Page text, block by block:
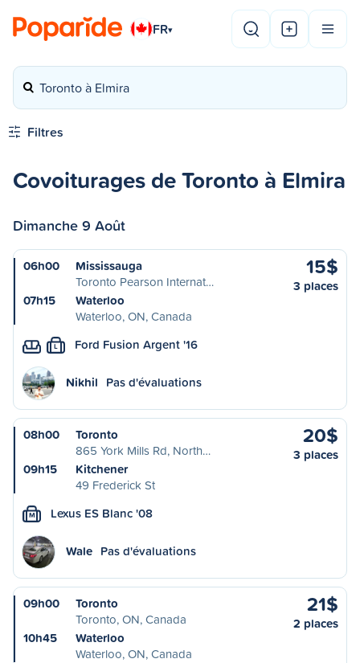
FR▾
Toronto à Elmira
Filtres
Covoiturages de Toronto à Elmira
Dimanche 9 Août
06h00
Mississauga
Toronto Pearson Internat…
07h15
Waterloo
Waterloo, ON, Canada
15$
3 places
L Ford Fusion Argent '16
Nikhil Pas d'évaluations
08h00
Toronto
865 York Mills Rd, North…
09h15
Kitchener
49 Frederick St
20$
3 places
M Lexus ES Blanc '08
Wale Pas d'évaluations
09h00
Toronto
Toronto, ON, Canada
10h45
Waterloo
Waterloo, ON, Canada
21$
2 places